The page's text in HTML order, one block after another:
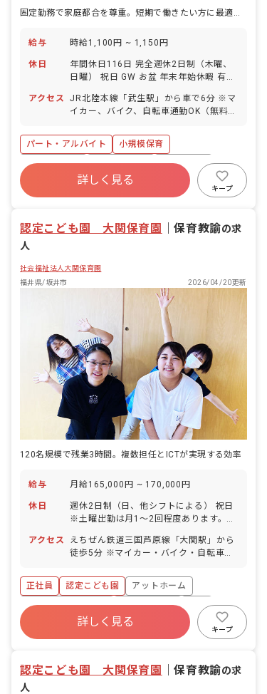
固定勤務で家庭都合を尊重。短期で働きたい方に最適です。
給与 時給1,100円 ~ 1,150円
休日
年間休日116日 完全週休2日制（木曜、
日曜） 祝日 GW お盆 年末年始休暇 有給
半日単位から取得可能）
アクセス
JR北陸本線「武生駅」から車で6分 ※マ
イカー、バイク、自転車通勤OK（無料の
の中にある園です。園の向かいには大き
な公園もあり、保育環境にも恵まれてい
ます。 ・国道沿いに園があるので、車通
勤もしやすいです。 ・園から徒歩5分圏
内にスーパー、ドラックストア、100円
パート・アルバイト
小規模保育
アットホーム
乳児保育のみ
未経験歓迎
ブランクOK
詳しく見る
キープ
認定こども園 大関保育園 ｜保育教諭の求
人
社会福祉法人大関保育園
福井県/坂井市
2026/04/20更新
120名規模で残業3時間。複数担任とICTが実現する効率
給与 月給165,000円 ~ 170,000円
休日
週休2日制（日、他シフトによる） 祝日
※土曜出勤は月1～2回程度あります。
度（取得率100％、復帰率80%） 有給休
暇（法定通り付与。30分単位・5日以上
日） 年間休日105日 ◇有給休暇と特別有
給休暇は勤務初日より付与します。両休
暇とも時間単位（30分）から取得可能な
ので、ちょっとした用事を済ませてから
出勤もできますよ。（入職当初から、8
フリーの保育教諭を配置しており、急な
アクセス
えちぜん鉄道三国芦原線「大関駅」から
徒歩5分 ※マイカー・バイク・自転車通
チカの好立地ながら、園周辺は自然に恵
まれた環境です。
正社員 認定こども園
アットホーム
ボーナス・賞与あり
社会保険完備
有給
残業少なめ
昇給昇進あり
詳しく見る
キープ
認定こども園 大関保育園 ｜保育教諭の求
人